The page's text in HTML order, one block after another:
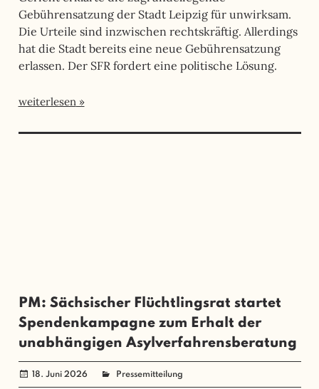
Gebührensatzung der Stadt Leipzig für unwirksam.
Die Urteile sind inzwischen rechtskräftig. Allerdings
hat die Stadt bereits eine neue Gebührensatzung
erlassen. Der SFR fordert eine politische Lösung.
weiterlesen
PM: Sächsischer Flüchtlingsrat startet
Spendenkampagne zum Erhalt der
unabhängigen Asylverfahrensberatung
18. Juni 2026 angela mueller
Pressemitteilung